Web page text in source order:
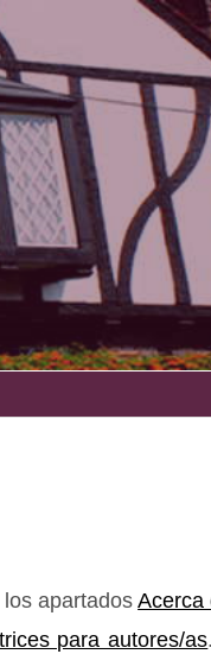
los apartadosAcerca
para autores/as